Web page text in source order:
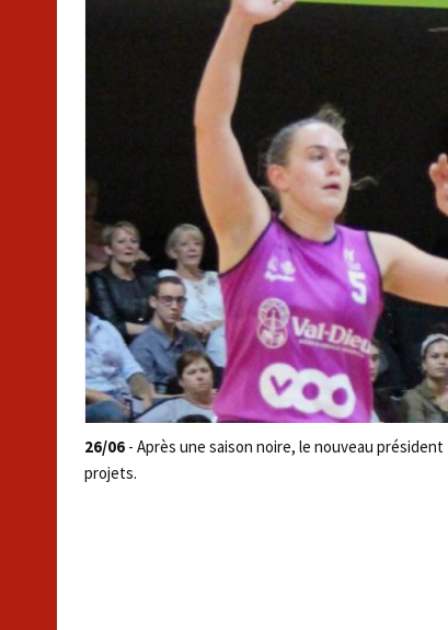
26/06 - Après une saison noire, le nouveau
projets.